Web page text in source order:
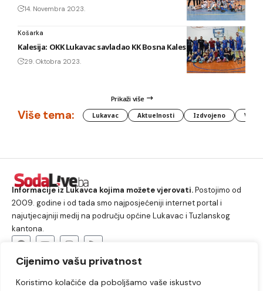
Cijenimo vašu privatnost
Koristimo kolačiće da poboljšamo vaše iskustvo
14. Novembra 2023.
Košarka
Kalesija: OKK Lukavac savladao KK Bosna Kalesija
29. Oktobra 2023.
Prikaži više
Više tema: Lukavac Aktuelnosti Izdvojeno
Informacije iz Lukavca kojima možete vjerovati.Postojimo od
2009. godine i od tada smo najposjećeniji internet portal i
najutjecajniji medij na području općine Lukavac i Tuzlanskog
kantona.
Lukavac Društvo Crna hronika Sport